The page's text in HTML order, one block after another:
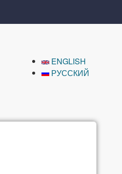
ENGLISH
РУССКИЙ